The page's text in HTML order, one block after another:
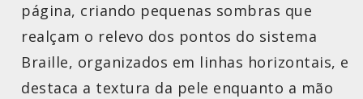
página, criando pequenas sombras que
realçam o relevo dos pontos do sistema
Braille, organizados em linhas horizontais, e
destaca a textura da pele enquanto a mão